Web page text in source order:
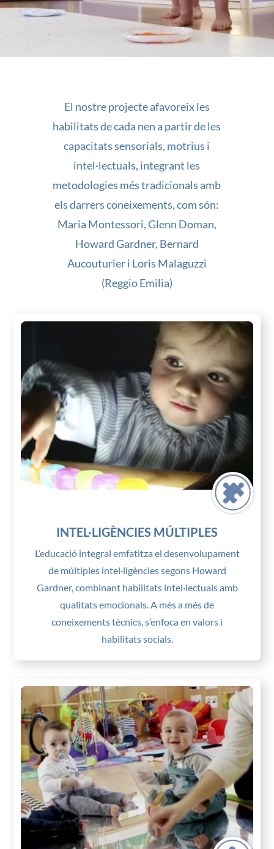
El nostre projecte afavoreix les
habilitats de cada nen a partir de les
capacitats sensorials, motrius i
intel·lectuals, integrant les
metodologies més tradicionals amb
els darrers coneixements, com són:
Maria Montessori, Glenn Doman,
Howard Gardner, Bernard
Aucouturier i Loris Malaguzzi
(Reggio Emilia)
INTEL·LIGÈNCIES MÚLTIPLES
L’educació integral emfatitza el desenvolupament
de múltiples intel·ligències segons Howard
Gardner, combinant habilitats intel·lectuals amb
qualitats emocionals. A més a més de
coneixements tècnics, s’enfoca en valors i
habilitats socials.